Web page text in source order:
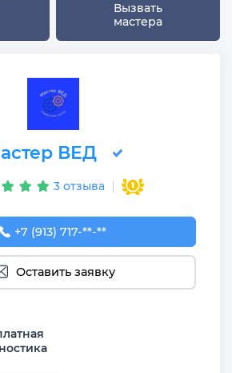
Вызвать
мастера
ВЕД
3 отзыва
+7 (913) 717-02-96
+7 (913) 717-**-**
Оставить заявку